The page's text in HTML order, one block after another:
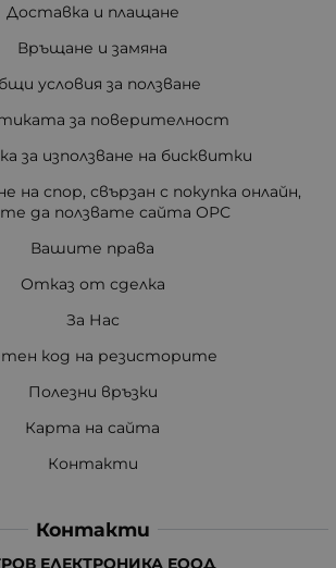
Доставка и плащане
Връщане и замяна
условия за ползване
за поверителност
за използване на бисквитки
на спор, свързан с покупка онлайн,
да ползвате сайта ОРС
Вашите права
Отказ от сделка
За Нас
код на резисторите
Полезни връзки
Карта на сайта
Контакти
Контакти
ЕЛЕКТРОНИКА ЕООД